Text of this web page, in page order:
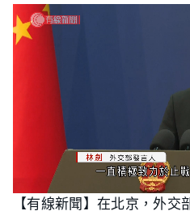
n
m
L
o
a
【有線新聞】在北京，外